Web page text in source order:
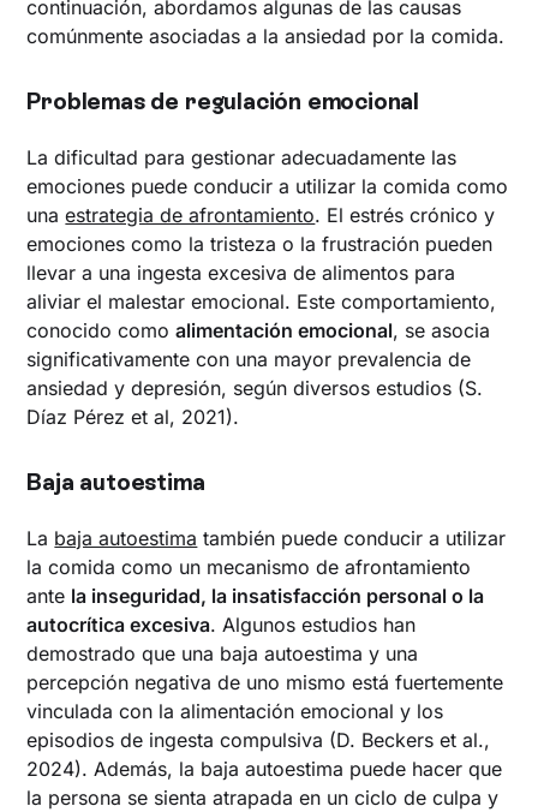
continuación, abordamos algunas de las causas
comúnmente asociadas a la ansiedad por la comida.​
Problemas de regulación emocional
La dificultad para gestionar adecuadamente las
emociones puede conducir a utilizar la comida como
unaestrategia de afrontamiento. El estrés crónico y
emociones como la tristeza o la frustración pueden
llevar a una ingesta excesiva de alimentos para
aliviar el malestar emocional. Este comportamiento,
conocido comoalimentación emocional, se asocia
significativamente con una mayor prevalencia de
ansiedad y depresión, según diversos estudios (S.
Díaz Pérez et al, 2021).
Baja autoestima
La baja autoestima también puede conducir a utilizar
la comida como un mecanismo de afrontamiento
ante la inseguridad, la insatisfacción personal o la
autocrítica excesiva. Algunos estudios han
demostrado que una baja autoestima y una
percepción negativa de uno mismo está fuertemente
vinculada con la alimentación emocional y los
episodios de ingesta compulsiva (D. Beckers et al.,
2024). Además, la baja autoestima puede hacer que
la persona se sienta atrapada en un ciclo de culpa y